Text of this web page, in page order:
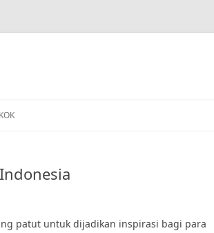
patut untuk dijadikan inspirasi bagi para